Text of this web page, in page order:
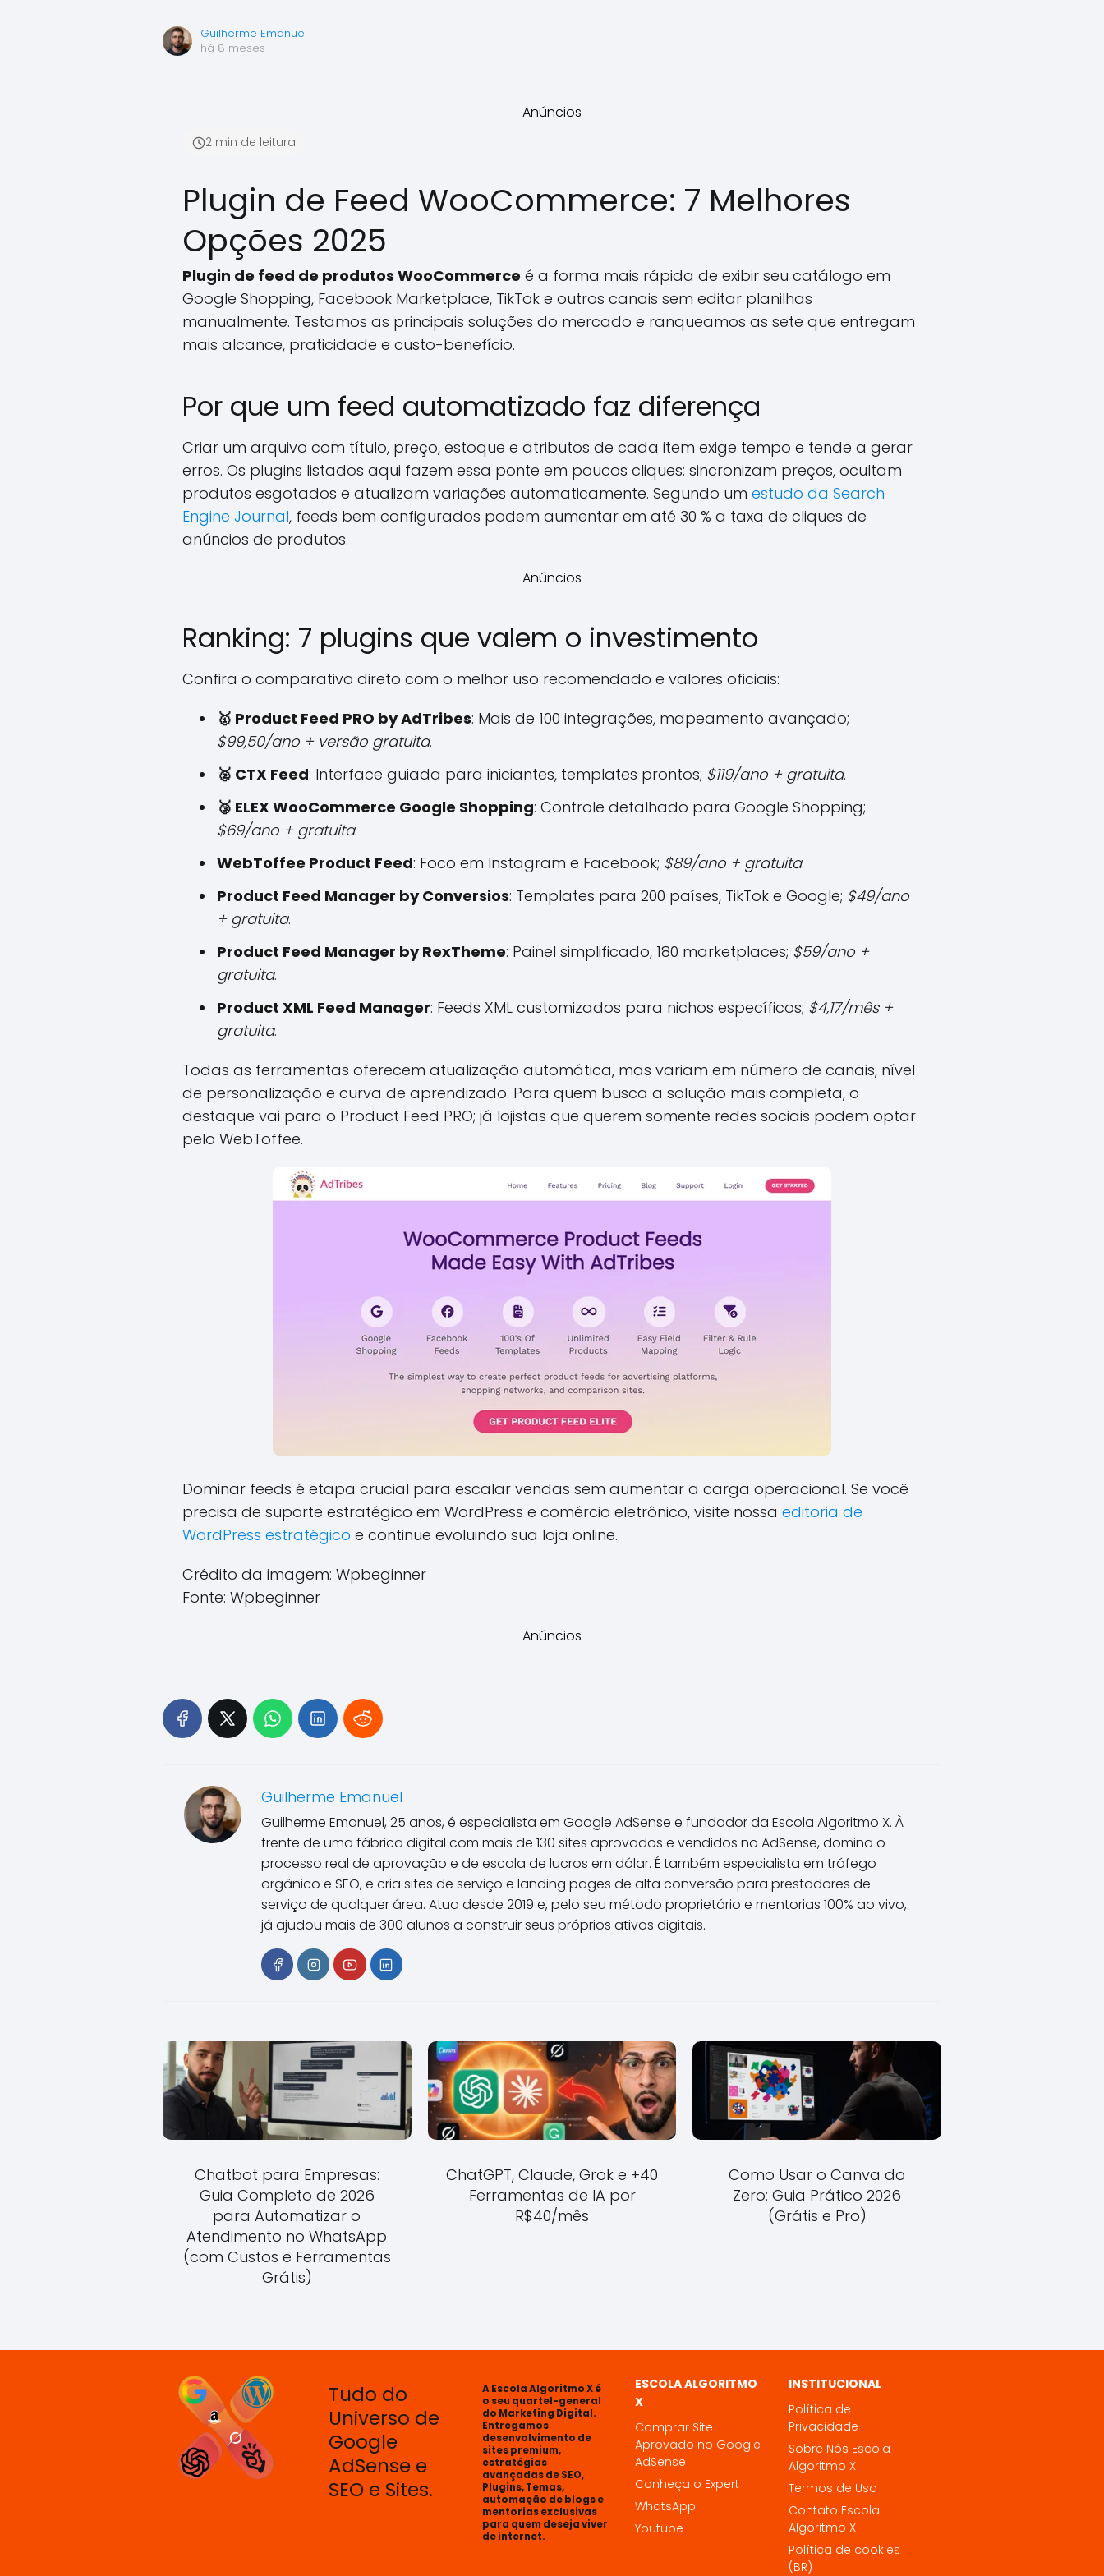
Guilherme Emanuel
há 8 meses
Anúncios
2 min de leitura
Plugin de Feed WooCommerce: 7 Melhores
Opções 2025
Plugin de feed de produtos WooCommerce é a forma mais rápida de exibir seu catálogo em
Google Shopping, Facebook Marketplace, TikTok e outros canais sem editar planilhas
manualmente. Testamos as principais soluções do mercado e ranqueamos as sete que entregam
mais alcance, praticidade e custo-benefício.
Por que um feed automatizado faz diferença
Criar um arquivo com título, preço, estoque e atributos de cada item exige tempo e tende a gerar
erros. Os plugins listados aqui fazem essa ponte em poucos cliques: sincronizam preços, ocultam
produtos esgotados e atualizam variações automaticamente. Segundo um estudo da Search
Engine Journal, feeds bem configurados podem aumentar em até 30 % a taxa de cliques de
anúncios de produtos.
Anúncios
Ranking: 7 plugins que valem o investimento
Confira o comparativo direto com o melhor uso recomendado e valores oficiais:
🥇 Product Feed PRO by AdTribes: Mais de 100 integrações, mapeamento avançado;
$99,50/ano + versão gratuita.
🥈 CTX Feed: Interface guiada para iniciantes, templates prontos; $119/ano + gratuita.
🥉 ELEX WooCommerce Google Shopping: Controle detalhado para Google Shopping;
$69/ano + gratuita.
WebToffee Product Feed: Foco em Instagram e Facebook; $89/ano + gratuita.
Product Feed Manager by Conversios: Templates para 200 países, TikTok e Google; $49/ano
+ gratuita.
Product Feed Manager by RexTheme: Painel simplificado, 180 marketplaces; $59/ano +
gratuita.
Product XML Feed Manager: Feeds XML customizados para nichos específicos; $4,17/mês +
gratuita.
Todas as ferramentas oferecem atualização automática, mas variam em número de canais, nível
de personalização e curva de aprendizado. Para quem busca a solução mais completa, o
destaque vai para o Product Feed PRO; já lojistas que querem somente redes sociais podem optar
pelo WebToffee.
Dominar feeds é etapa crucial para escalar vendas sem aumentar a carga operacional. Se você
precisa de suporte estratégico em WordPress e comércio eletrônico, visite nossa editoria de
WordPress estratégico e continue evoluindo sua loja online.
Crédito da imagem: Wpbeginner
Fonte: Wpbeginner
Anúncios
Guilherme Emanuel
Guilherme Emanuel, 25 anos, é especialista em Google AdSense e fundador da Escola Algoritmo X. À
frente de uma fábrica digital com mais de 130 sites aprovados e vendidos no AdSense, domina o
processo real de aprovação e de escala de lucros em dólar. É também especialista em tráfego
orgânico e SEO, e cria sites de serviço e landing pages de alta conversão para prestadores de
serviço de qualquer área. Atua desde 2019 e, pelo seu método proprietário e mentorias 100% ao vivo,
já ajudou mais de 300 alunos a construir seus próprios ativos digitais.
Chatbot para Empresas:
Guia Completo de 2026
para Automatizar o
Atendimento no WhatsApp
(com Custos e Ferramentas
Grátis)
ChatGPT, Claude, Grok e +40
Ferramentas de IA por
R$40/mês
Como Usar o Canva do
Zero: Guia Prático 2026
(Grátis e Pro)
Tudo do
Universo de
Google
AdSense e
SEO e Sites.
A Escola Algoritmo X é
o seu quartel-general
do Marketing Digital.
Entregamos
desenvolvimento de
sites premium,
estratégias
avançadas de SEO,
Plugins, Temas,
automação de blogs e
mentorias exclusivas
para quem deseja viver
de internet.
ESCOLA ALGORITMO
X
Comprar Site
Aprovado no Google
AdSense
Conheça o Expert
WhatsApp
Youtube
INSTITUCIONAL
Política de
Privacidade
Sobre Nós Escola
Algoritmo X
Termos de Uso
Contato Escola
Algoritmo X
Política de cookies
(BR)